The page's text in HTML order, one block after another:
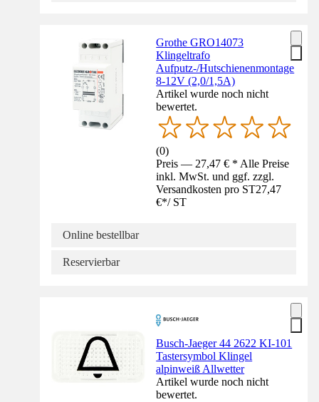
Grothe GRO14073
Klingeltrafo
Aufputz-/Hutschienenmontage
8-12V (2,0/1,5A)
Artikel wurde noch nicht
bewertet.
(0)
Preis — 27,47 € * Alle Preise
inkl. MwSt. und ggf. zzgl.
Versandkosten pro ST27,47
€*/ ST
Online bestellbar
Reservierbar
Busch-Jaeger 44 2622 KI-101
Tastersymbol Klingel
alpinweiß Allwetter
Artikel wurde noch nicht
bewertet.